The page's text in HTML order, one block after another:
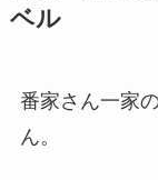
ベル
番家さん一家
ん。